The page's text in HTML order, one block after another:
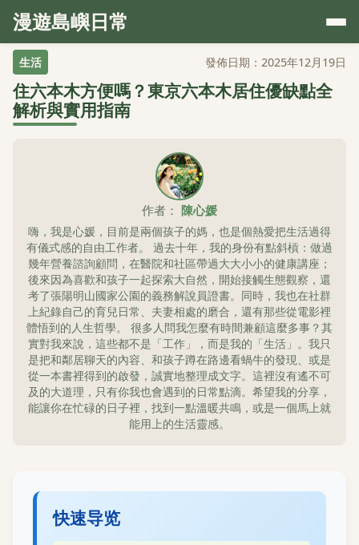
漫遊島嶼日常
生活 發佈日期：2025年12月19日
住六本木方便嗎？東京六本木居住優缺點全
解析與實用指南
作者： 陳心媛
嗨，我是心媛，目前是兩個孩子的媽，也是個熱愛把生活過得
有儀式感的自由工作者。 過去十年，我的身份有點斜槓：做過
幾年營養諮詢顧問，在醫院和社區帶過大大小小的健康講座；
後來因為喜歡和孩子一起探索大自然，開始接觸生態觀察，還
考了張陽明山國家公園的義務解說員證書。同時，我也在社群
上紀錄自己的育兒日常、夫妻相處的磨合，還有那些從電影裡
體悟到的人生哲學。 很多人問我怎麼有時間兼顧這麼多事？其
實對我來說，這些都不是「工作」，而是我的「生活」。我只
是把和鄰居聊天的內容、和孩子蹲在路邊看蝸牛的發現、或是
從一本書裡得到的啟發，誠實地整理成文字。這裡沒有遙不可
及的大道理，只有你我也會遇到的日常點滴。希望我的分享，
能讓你在忙碌的日子裡，找到一點溫暖共鳴，或是一個馬上就
能用上的生活靈感。
快速导览